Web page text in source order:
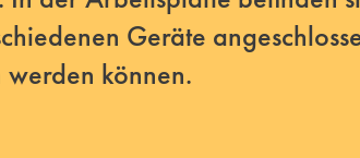
Geräte
können.